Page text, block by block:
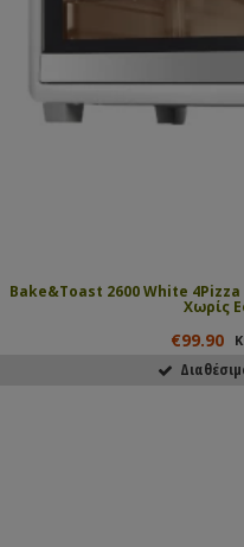
Bake&Toast 2600 White 4Pizza
Χωρίς
€99.90